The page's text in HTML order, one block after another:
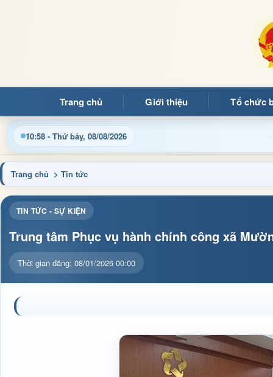
Trang chủ Giới thiệu Tổ chức
10:58 - Thứ bảy, 08/08/2026
quý bạn đọc đến với Trang thông tin điện tử xã Mường Ảng
Trang chủ > Tin tức
TIN TỨC - SỰ KIỆN
Trung tâm Phục vụ hành chính công xã
Thời gian đăng: 08/01/2026 00:00